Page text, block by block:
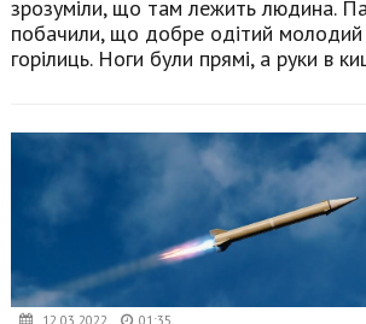
зрозуміли, що там лежить людина.
побачили, що добре одітий молодий
горілиць. Ноги були прямі, а руки в
12.03.2022 01:35